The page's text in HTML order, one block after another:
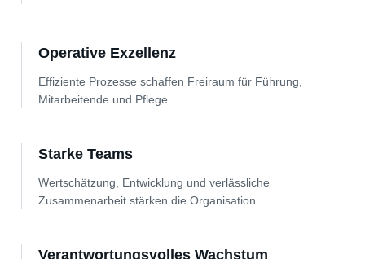
Operative Exzellenz
Effiziente Prozesse schaffen Freiraum für Führung,
Mitarbeitende und Pflege.
Starke Teams
Wertschätzung, Entwicklung und verlässliche
Zusammenarbeit stärken die Organisation.
Verantwortungsvolles Wachstum